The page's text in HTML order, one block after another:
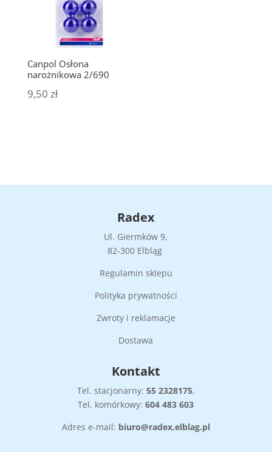
Canpol Osłona
narożnikowa 2/690
9,50 zł
Radex
Ul. Giermków 9,
82-300 Elbląg
Regulamin sklepu
Polityka prywatności
Zwroty i reklamacje
Dostawa
Kontakt
Tel. stacjonarny: 55 2328175,
Tel. komórkowy:604 483 603
Adres e-mail: biuro@radex.elblag.pl